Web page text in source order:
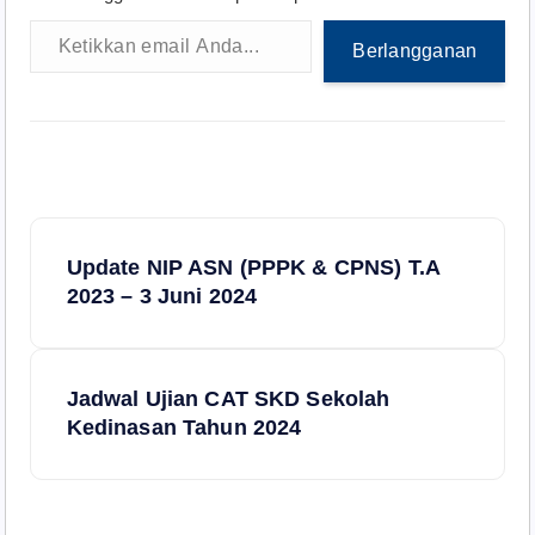
Ketikkan email Anda...
Berlangganan
Update NIP ASN (PPPK & CPNS) T.A
2023 – 3 Juni 2024
Jadwal Ujian CAT SKD Sekolah
Kedinasan Tahun 2024